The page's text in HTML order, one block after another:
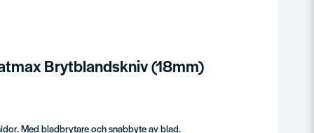
Brytblandskniv (18mm)
Med bladbrytare och snabbyte av blad.